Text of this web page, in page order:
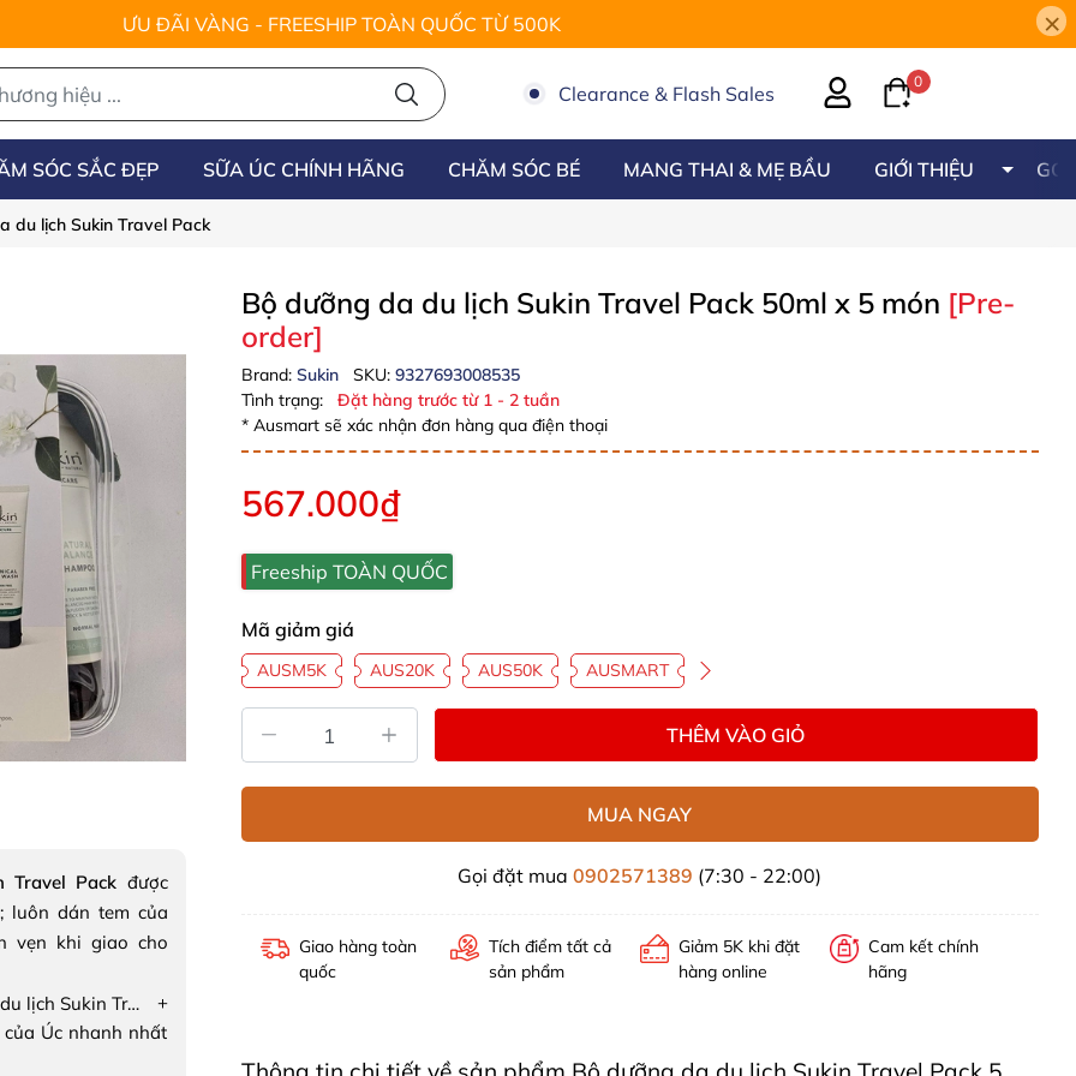
ƯU ĐÃI VÀNG - FREESHIP TOÀN QUỐC TỪ 500K ×
Clearance & Flash Sales
0
SÓC SẮC ĐẸP SỮA ÚC CHÍNH HÃNG CHĂM SÓC BÉ MANG THAI & MẸ BẦU GIỚI THIỆU
du lịch Sukin Travel Pack
Travel Pack được
luôn dán tem của
vẹn khi giao cho
Bộ dưỡng da du lịch Sukin Travel Pack +
Úc nhanh nhất
Bộ dưỡng da du lịch Sukin Travel Pack 50ml x 5 món [Pre-
order]
Brand: Sukin SKU: 9327693008535
Tình trạng:
Đặt hàng trước từ 1 - 2 tuần
* Ausmart sẽ xác nhận đơn hàng qua điện thoại
567.000₫
Freeship TOÀN QUỐC
Mã giảm giá
AUSM5K AUS20K AUS50K AUSMART
THÊM VÀO GIỎ
MUA NGAY
Gọi đặt mua0902571389 (7:30 - 22:00)
Giao hàng toàn
quốc
Tích điểm tất cả
sản phẩm
Giảm 5K khi đặt
hàng online
Cam kết chính
hãng